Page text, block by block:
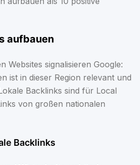
aufbauen
Websites signalisieren Google:
ist in dieser Region relevant und
Backlinks sind für Local
von großen nationalen
Backlinks